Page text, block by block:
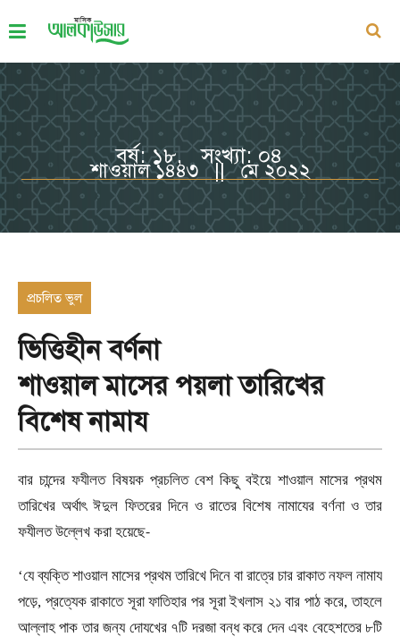
বর্ষ: ১৮, সংখ্যা: ০৪
শাওয়াল ১৪৪৩ || মে ২০২২
প্রচলিত ভুল
ভিত্তিহীন বর্ণনা
শাওয়াল মাসের পয়লা তারিখের
বিশেষ নামায
বার চান্দের ফযীলত বিষয়ক প্রচলিত বেশ কিছু বইয়ে শাওয়াল মাসের প্রথম
তারিখের অর্থাৎ ঈদুল ফিতরের দিনে ও রাতের বিশেষ নামাযের বর্ণনা ও তার
ফযীলত উল্লেখ করা হয়েছে-
‘যে ব্যক্তি শাওয়াল মাসের প্রথম তারিখে দিনে বা রাত্রে চার রাকাত নফল নামায
পড়ে, প্রত্যেক রাকাতে সূরা ফাতিহার পর সূরা ইখলাস ২১ বার পাঠ করে,তাহলে
আল্লাহ পাক তার জন্য দোযখের ৭টি দরজা বন্ধ করে দেন এবং বেহেশতের ৮টি